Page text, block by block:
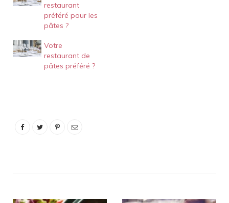
restaurant
préféré pour les
pâtes ?
Votre
restaurant de
pâtes préféré ?